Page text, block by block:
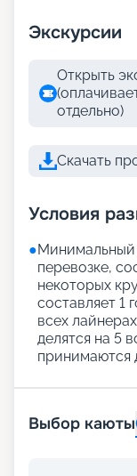
Экскурсии
Открыть
отдельно)
Скачать
Условия
●Минимальный
перевозке,
некоторых
составляет 1
всех
делятся на 5
принимаются
Выбор каюты